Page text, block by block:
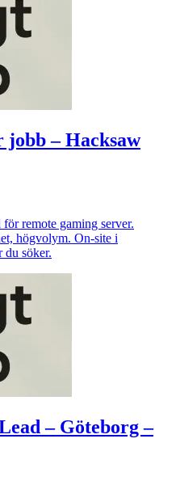
jobb – Hacksaw
remote gaming server.
högvolym. On-site i
du söker.
– Göteborg –